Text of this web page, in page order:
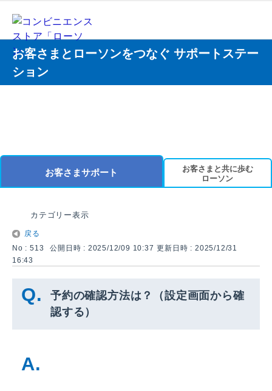
お客さまとローソンをつなぐ サポートステー
ション
お客さまサポート
お客さまと共に歩む
ローソン
カテゴリー表示
戻る
No : 513
公開日時 : 2025/12/09 10:37 更新日時 : 2025/12/31
16:43
予約の確認方法は？（設定画面から確
認する）